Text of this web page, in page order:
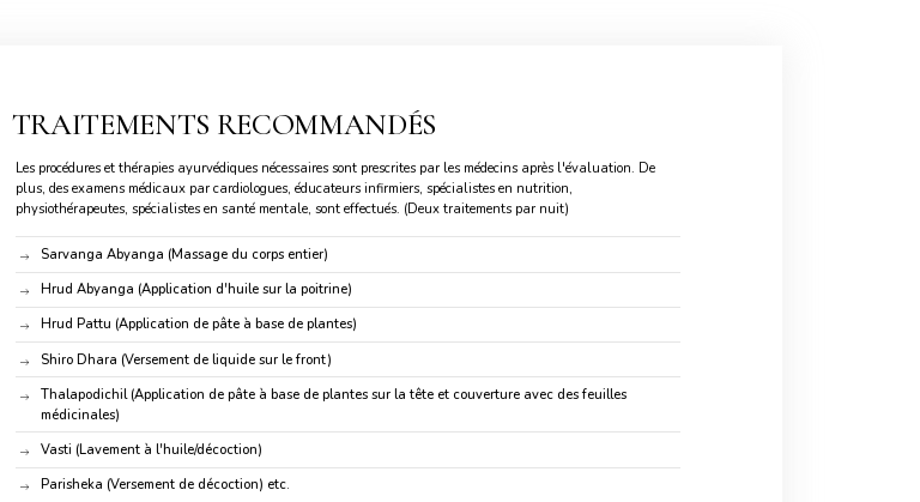
TRAITEMENTS RECOMMANDÉS
Les procédures et thérapies ayurvédiques nécessaires sont prescrites par les médecins après l'évaluation. De
plus, des examens médicaux par cardiologues, éducateurs infirmiers, spécialistes en nutrition,
physiothérapeutes, spécialistes en santé mentale, sont effectués. (Deux traitements par nuit)
Sarvanga Abyanga (Massage du corps entier)
Hrud Abyanga (Application d'huile sur la poitrine)
Hrud Pattu (Application de pâte à base de plantes)
Shiro Dhara (Versement de liquide sur le front)
Thalapodichil (Application de pâte à base de plantes sur la tête et couverture avec des feuilles
médicinales)
Vasti (Lavement à l'huile/décoction)
Parisheka (Versement de décoction) etc.